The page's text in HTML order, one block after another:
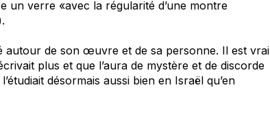
un verre «avec la régularité d’une montre
autour de son œuvre et de sa personne. Il est vrai
plus et que l’aura de mystère et de discorde
désormais aussi bien en Israël qu’en